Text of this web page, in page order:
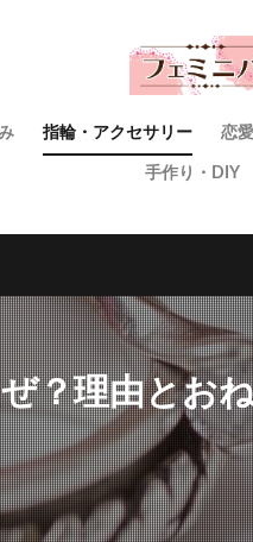
指輪・アクセサリー 恋
手作り・DIY
？理由とお